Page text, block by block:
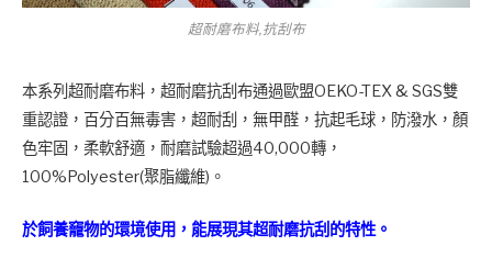
超耐磨布料,抗刮布
本系列超耐磨布料，超耐磨抗刮布通過歐盟OEKO-TEX & SGS雙
重認證，百分百無毒害，超耐刮，無甲醛，抗起毛球，防潑水，顏
色牢固，柔軟舒適，耐磨試驗超過40,000轉，
100%Polyester(聚脂纖維)。
於飼養竉物的環境使用，能展現其超耐磨抗刮的特性。